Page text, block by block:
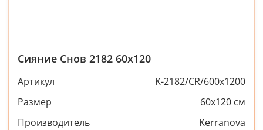
Сияние Снов 2182 60x120
Артикул
K-2182/CR/600x1200
Размер
60x120 см
Производитель
Kerranova